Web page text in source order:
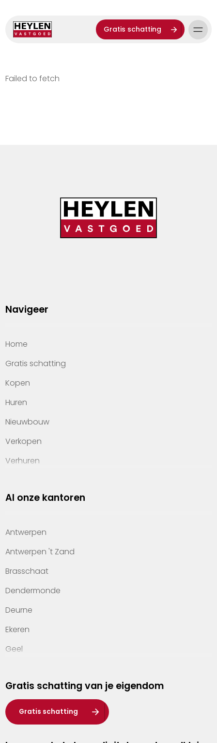
Gratis schatting
Failed to fetch
Navigeer
Home
Gratis schatting
Kopen
Huren
Nieuwbouw
Verkopen
Verhuren
Property management
Kennis van wonen
Kantoren
Veelgestelde vragen
Werken bij Heylen Vastgoed
Contact
Al onze kantoren
Antwerpen
Antwerpen 't Zand
Brasschaat
Dendermonde
Deurne
Ekeren
Geel
Hasselt
Heist-op-den-Berg
Herentals
Gratis schatting van je eigendom
Gratis schatting